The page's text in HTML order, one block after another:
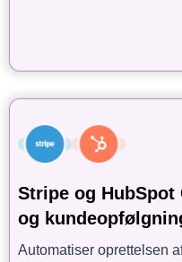
Stripe og HubSpot
og
Automatiser oprettelsen